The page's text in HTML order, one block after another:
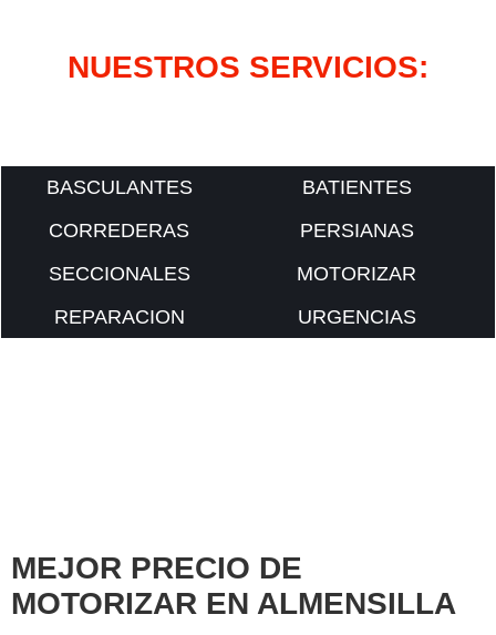
NUESTROS SERVICIOS:
BASCULANTES
BATIENTES
CORREDERAS
PERSIANAS
SECCIONALES
MOTORIZAR
REPARACION
URGENCIAS
MEJOR PRECIO DE
MOTORIZAR EN ALMENSILLA